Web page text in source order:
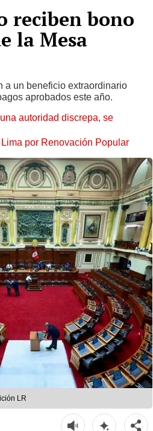
reciben bono
la Mesa
a un beneficio extraordinario
aprobados este año.
autoridad discrepa, se
por Renovación Popular
LR